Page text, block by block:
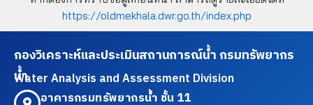
https://oldmekhala.dwr.go.th/index.php
กองวิเคราะห์และประเมินสถานการณ์น้ำ กรมทรัพยากร
น้ำ
Water Analysis and Assessment Division
อาคารกรมทรัพยากรน้ำ ชั้น 11